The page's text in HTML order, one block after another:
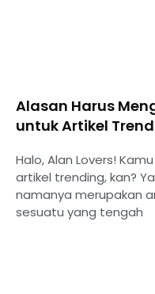
Alasan Harus
untuk Artikel
Halo, Alan Lovers!
artikel trending, kan?
namanya merupakan
sesuatu yang tengah